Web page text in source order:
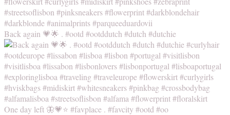
Back again 💗🌟 . #ootd #ootddutch #dutch #dutchie
One day left 🦋💗⭐️ #favplace . #favcity #ootd #oo